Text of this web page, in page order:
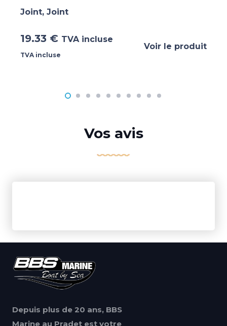
Joint, Joint
19.33 € TVA incluse
TVA incluse
Voir le produit
Vos avis
Depuis plus de 20 ans, BBS
Marine au Pradet est votre